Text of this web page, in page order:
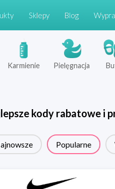
Sklepy Blog
Karmienie Pielęgnacja
kody rabatowe i
Popularne